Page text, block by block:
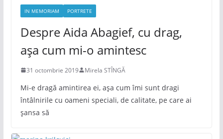
IN MEMORIAM PORTRETE
Despre Aida Abagief, cu drag,
așa cum mi-o amintesc
31 octombrie 2019 Mirela STÎNGĂ
Mi-e dragă amintirea ei, așa cum îmi sunt dragi
întâlnirile cu oameni speciali, de calitate, pe care ai
șansa să